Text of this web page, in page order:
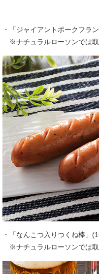
・「ジャイアントポークフ
※ナチュラルローソンでは取
・「なんこつ入りつくね棒
※ナチュラルローソンでは取